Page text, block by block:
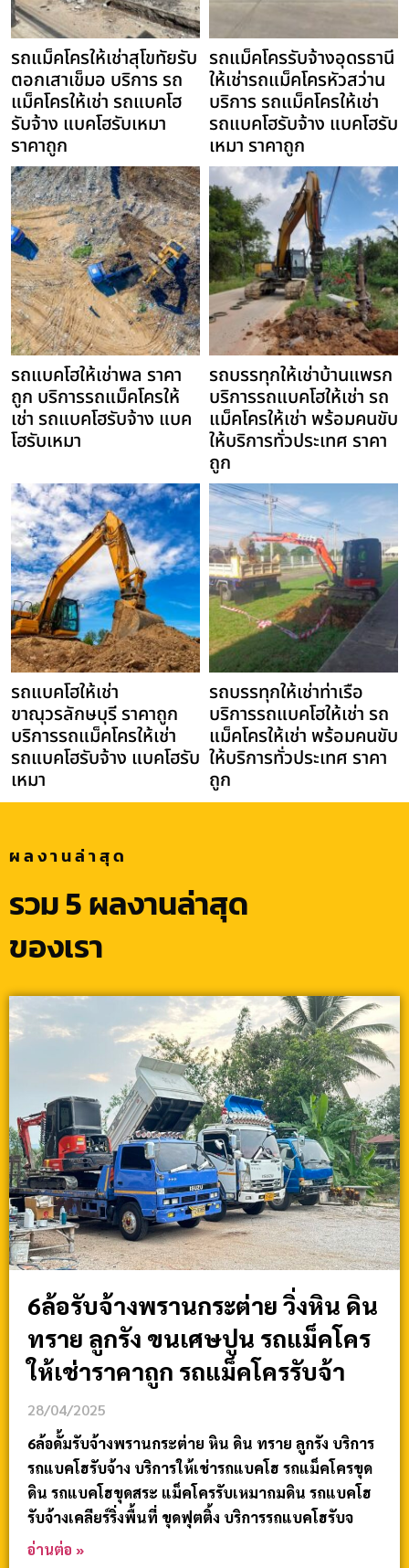
รถแม็คโครให้เช่าสุโขทัยรับ
ตอกเสาเข็มอ บริการ รถ
แม็คโครให้เช่า รถแบคโฮ
รับจ้าง แบคโฮรับเหมา
ราคาถูก
รถแม็คโครรับจ้างอุดรธานี
ให้เช่ารถแม็คโครหัวสว่าน
บริการ รถแม็คโครให้เช่า
รถแบคโฮรับจ้าง แบคโฮรับ
เหมา ราคาถูก
รถแบคโฮให้เช่าพล ราคา
ถูก บริการรถแม็คโครให้
เช่า รถแบคโฮรับจ้าง แบค
โฮรับเหมา
รถบรรทุกให้เช่าบ้านแพรก
บริการรถแบคโฮให้เช่า รถ
แม็คโครให้เช่า พร้อมคนขับ
ให้บริการทั่วประเทศ ราคา
ถูก
รถแบคโฮให้เช่า
ขาณุวรลักษบุรี ราคาถูก
บริการรถแม็คโครให้เช่า
รถแบคโฮรับจ้าง แบคโฮรับ
เหมา
รถบรรทุกให้เช่าท่าเรือ
บริการรถแบคโฮให้เช่า รถ
แม็คโครให้เช่า พร้อมคนขับ
ให้บริการทั่วประเทศ ราคา
ถูก
ผลงานล่าสุด
รวม 5 ผลงานล่าสุด
ของเรา
6ล้อรับจ้างพรานกระต่าย วิ่งหิน ดิน
ทราย ลูกรัง ขนเศษปูน รถแม็คโคร
ให้เช่าราคาถูก รถแม็คโครรับจ้า
28/04/2025
6ล้อดั้มรับจ้างพรานกระต่าย หิน ดิน ทราย ลูกรัง บริการ
รถแบคโฮรับจ้าง บริการให้เช่ารถแบคโฮ รถแม็คโครขุด
ดิน รถแบคโฮขุดสระ แม็คโครรับเหมาถมดิน รถแบคโฮ
รับจ้างเคลียร์ริ่งพื้นที่ ขุดฟุตติ้ง บริการรถแบคโฮรับจ
อ่านต่อ »